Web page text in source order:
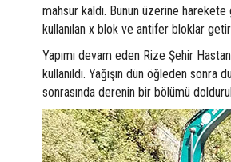
mahsur kaldı. Bunun üzerine
kullanılan x blok ve antifer bloklar
Yapımı devam eden Rize Şehir
kullanıldı. Yağışın dün öğleden
sonrasında derenin bir bölümü